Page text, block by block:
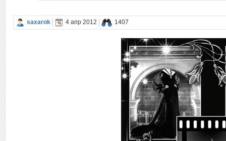
saxarok 4 апр 2012 1407